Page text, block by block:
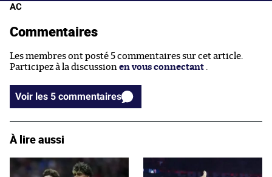
AC
Commentaires
Les membres ont posté 5 commentaires sur cet article.
Participez à la discussion en vous connectant
Voir les 5 commentaires
À lire aussi